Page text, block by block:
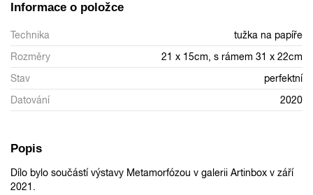
Informace o položce
Technika
tužka na papíře
Rozměry
21 x 15cm, s rámem 31 x 22cm
Stav
perfektní
Datování
2020
Popis
Dílo bylo součástí výstavy Metamorfózou v galerii Artinbox v září
2021.